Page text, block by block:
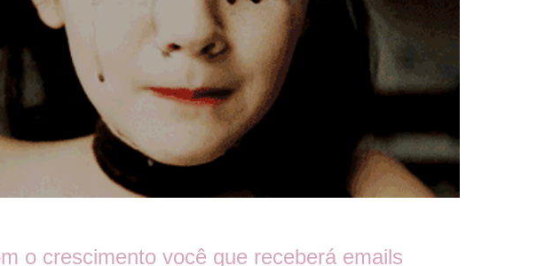
o crescimento você que receberá emails